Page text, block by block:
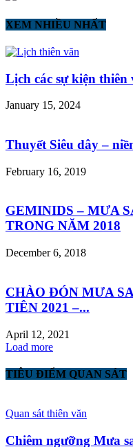
XEM NHIỀU NHẤT
Lịch các sự kiện thiên
January 15, 2024
Thuyết Siêu dây –
February 16, 2019
GEMINIDS – MƯA
TRONG NĂM 2018
December 6, 2018
CHÀO ĐÓN MƯA
TIÊN 2021 –...
April 12, 2021
Load more
TIÊU ĐIỂM QUAN SÁT
Quan sát thiên văn
Chiêm ngưỡng Mưa